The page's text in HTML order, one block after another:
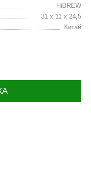
HiBREW
31 x 11 x 24,5
Китай